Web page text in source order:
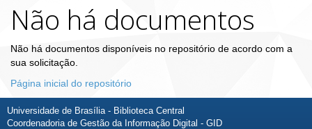
Não há documentos
Não há documentos disponíveis no repositório de acordo com a
sua solicitação.
Página inicial do repositório
Universidade de Brasília - Biblioteca Central
Coordenadoria de Gestão da Informação Digital - GID